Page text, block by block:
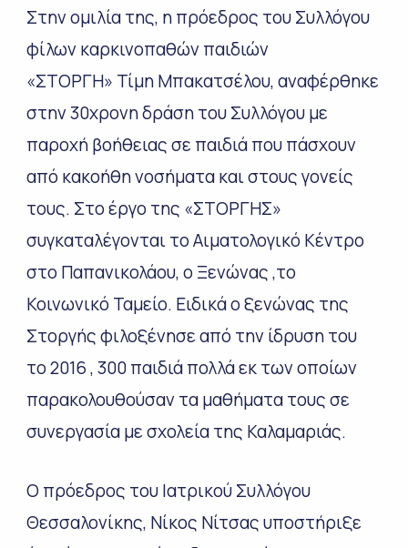
Στην ομιλία της, η πρόεδρος του Συλλόγου
φίλων καρκινοπαθών παιδιών
«ΣΤΟΡΓΗ» Τίμη Μπακατσέλου, αναφέρθηκε
στην 30χρονη δράση του Συλλόγου με
παροχή βοήθειας σε παιδιά που πάσχουν
από κακοήθη νοσήματα και στους γονείς
τους. Στο έργο της «ΣΤΟΡΓΗΣ»
συγκαταλέγονται το Αιματολογικό Κέντρο
στο Παπανικολάου, ο Ξενώνας ,το
Κοινωνικό Ταμείο. Ειδικά ο ξενώνας της
Στοργής φιλοξένησε από την ίδρυση του
το 2016 , 300 παιδιά πολλά εκ των οποίων
παρακολουθούσαν τα μαθήματα τους σε
συνεργασία με σχολεία της Καλαμαριάς.
Ο πρόεδρος του Ιατρικού Συλλόγου
Θεσσαλονίκης, Νίκος Νίτσας υποστήριξε